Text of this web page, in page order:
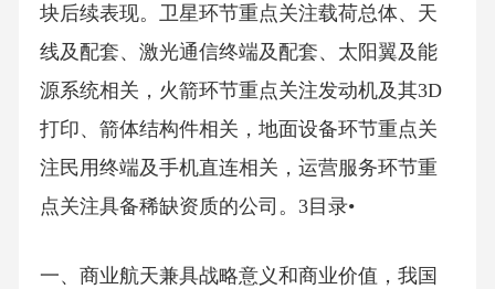
块后续表现。卫星环节重点关注载荷总体、天
线及配套、激光通信终端及配套、太阳翼及能
源系统相关，火箭环节重点关注发动机及其3D
打印、箭体结构件相关，地面设备环节重点关
注民用终端及手机直连相关，运营服务环节重
点关注具备稀缺资质的公司。3目录•
一、商业航天兼具战略意义和商业价值，我国